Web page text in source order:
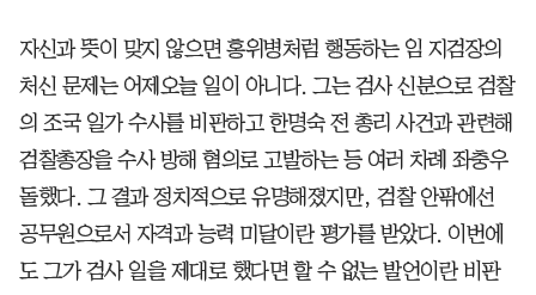
자신과 뜻이 맞지 않으면 홍위병처럼 행동하는 임 지검장의
처신 문제는 어제오늘 일이 아니다. 그는 검사 신분으로 검찰
의 조국 일가 수사를 비판하고 한명숙 전 총리 사건과 관련해
검찰총장을 수사 방해 혐의로 고발하는 등 여러 차례 좌충우
돌했다. 그 결과 정치적으로 유명해졌지만, 검찰 안팎에선
공무원으로서 자격과 능력 미달이란 평가를 받았다. 이번에
도 그가 검사 일을 제대로 했다면 할 수 없는 발언이란 비판